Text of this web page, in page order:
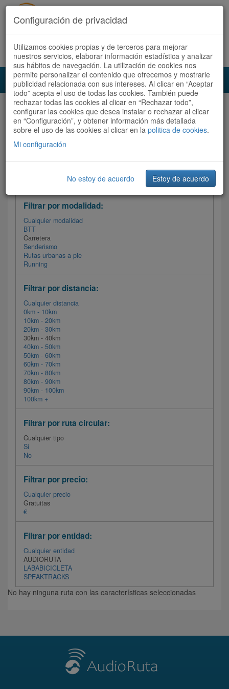
Acceder Registrate ahora Español | Català
Audioruta Todas las rutas
Todas las rutas Ordenar por:Más recientes
Filtrar las rutas
Filtrar por modalidad:
Cualquier modalidad
BTT
Carretera
Senderismo
Rutas urbanas a pie
Running
Filtrar por distancia:
Cualquier distancia
0km - 10km
10km - 20km
20km - 30km
30km - 40km
40km - 50km
50km - 60km
60km - 70km
70km - 80km
80km - 90km
90km - 100km
100km +
Filtrar por ruta circular:
Cualquier tipo
Si
No
Filtrar por precio:
Cualquier precio
Gratuitas
€
Filtrar por entidad:
Cualquier entidad
AUDIORUTA
LABABICICLETA
SPEAKTRACKS
No hay ninguna ruta con las características seleccionadas
Configuración de privacidad
Utilizamos cookies propias y de terceros para mejorar
nuestros servicios, elaborar información estadística y analizar
sus hábitos de navegación. La utilización de cookies nos
permite personalizar el contenido que ofrecemos y mostrarle
publicidad relacionada con sus intereses. Al clicar en “Aceptar
todo” acepta el uso de todas las cookies. También puede
rechazar todas las cookies al clicar en “Rechazar todo”,
configurar las cookies que desea instalar o rechazar al clicar
en “Configuración”, y obtener información más detallada
sobre el uso de las cookies al clicar en la politica de cookies.
Mi configuración
No estoy de acuerdo Estoy de acuerdo